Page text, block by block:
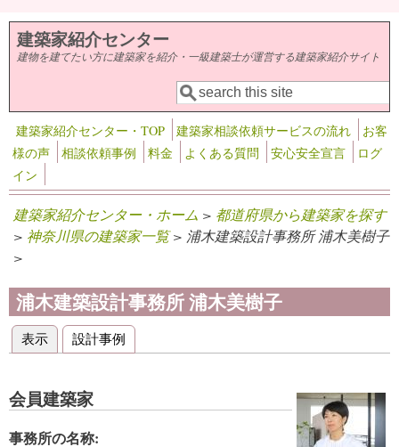
メインコンテンツに移動
建築家紹介センター
建物を建てたい方に建築家を紹介・一級建築士が運営する建築家紹介サイト
検索フォーム
検索
建築家紹介センター・TOP 建築家相談依頼サービスの流れ
お客
様の声
相談依頼事例 料金 よくある質問 安心安全宣言
ログ
イン
建築家紹介センター・ホーム > 都道府県から建築家を探す
> 神奈川県の建築家一覧> 浦木建築設計事務所 浦木美樹子
>
浦木建築設計事務所 浦木美樹子
プライマリータブ
表示 (アクティブなタブ)
設計事例
会員建築家
事務所の名称: